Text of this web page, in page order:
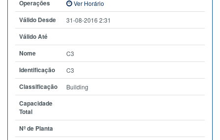
Operações Ver Horário
Válido Desde 31-08-2016 2:31
Válido Até
Nome
C3
Identificação C3
Classificação Building
Capacidade
Total
Nº de Planta